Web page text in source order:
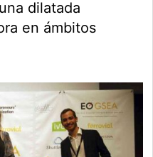
dilatada
en ámbitos